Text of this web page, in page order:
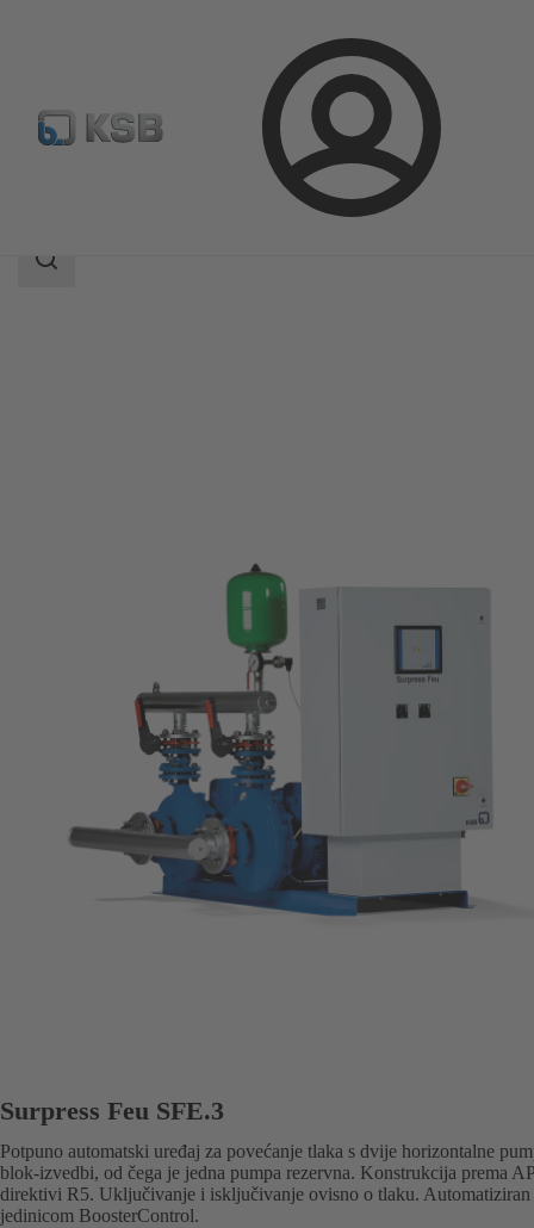
Prijava
Katalog proizvoda Surpress Feu SFE.3
Raspon
Surpress Feu SFE.3
Potpuno automatski uređaj za povećanje tlaka s dvije horizontalne
blok-izvedbi, od čega je jedna pumpa rezervna. Konstrukcija prema
direktivi R5. Uključivanje i isključivanje ovisno o tlaku. Automatiziran
jedinicom BoosterControl.